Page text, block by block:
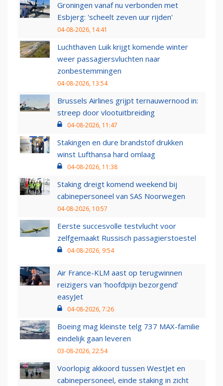
Groningen vanaf nu verbonden met
Esbjerg: 'scheelt zeven uur rijden'
04-08-2026, 14:41
Luchthaven Luik krijgt komende winter
weer passagiersvluchten naar
zonbestemmingen
04-08-2026, 13:54
Brussels Airlines grijpt ternauwernood in:
streep door vlootuitbreiding
04-08-2026, 11:47
Stakingen en dure brandstof drukken
winst Lufthansa hard omlaag
04-08-2026, 11:38
Staking dreigt komend weekend bij
cabinepersoneel van SAS Noorwegen
04-08-2026, 10:57
Eerste succesvolle testvlucht voor
zelfgemaakt Russisch passagierstoestel
04-08-2026, 9:54
Air France-KLM aast op terugwinnen
reizigers van ‘hoofdpijn bezorgend’
easyJet
04-08-2026, 7:26
Boeing mag kleinste telg 737 MAX-familie
eindelijk gaan leveren
03-08-2026, 22:54
Voorlopig akkoord tussen WestJet en
cabinepersoneel, einde staking in zicht